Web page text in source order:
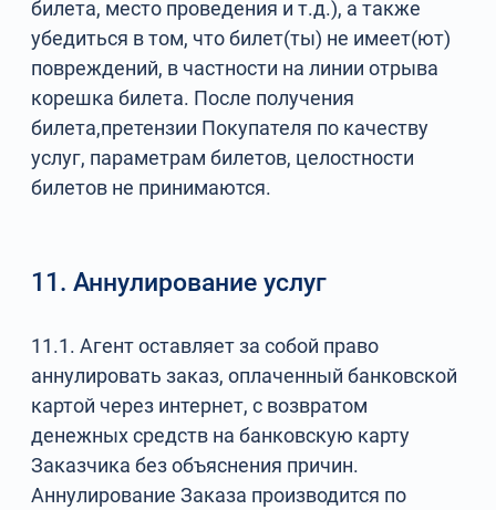
билета, место проведения и т.д.), а также
убедиться в том, что билет(ты) не имеет(ют)
повреждений, в частности на линии отрыва
корешка билета. После получения
билета,претензии Покупателя по качеству
услуг, параметрам билетов, целостности
билетов не принимаются.
11. Аннулирование услуг
11.1. Агент оставляет за собой право
аннулировать заказ, оплаченный банковской
картой через интернет, с возвратом
денежных средств на банковскую карту
Заказчика без объяснения причин.
Аннулирование Заказа производится по